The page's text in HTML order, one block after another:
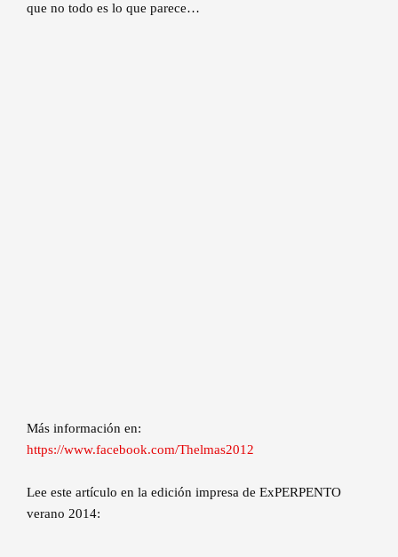
que no todo es lo que parece…
Más información en:
https://www.facebook.com/Thelmas2012
Lee este artículo en la edición impresa de ExPERPENTO
verano 2014: